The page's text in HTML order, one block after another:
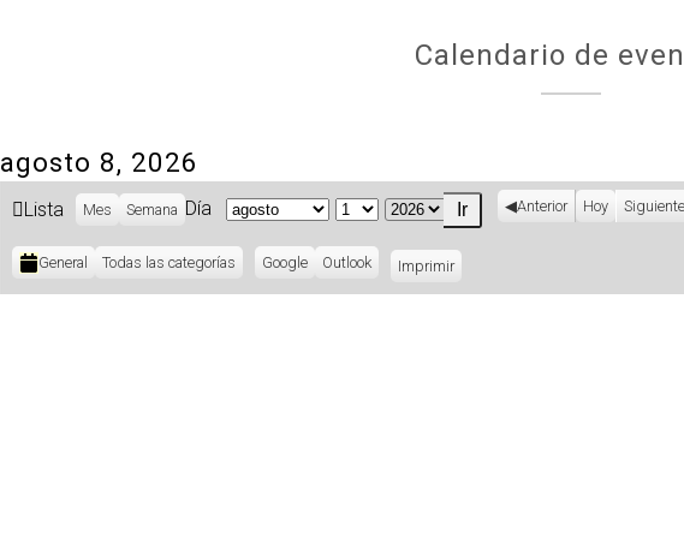
Calendario de
agosto 8, 2026
Ver
Lista Mes Semana Día
Mes
Día
Año
Anterior Hoy Siguiente
Categorías
General Todas las categorías
Subscribe
Google
Subscribe
Outlook ImprimirVistas